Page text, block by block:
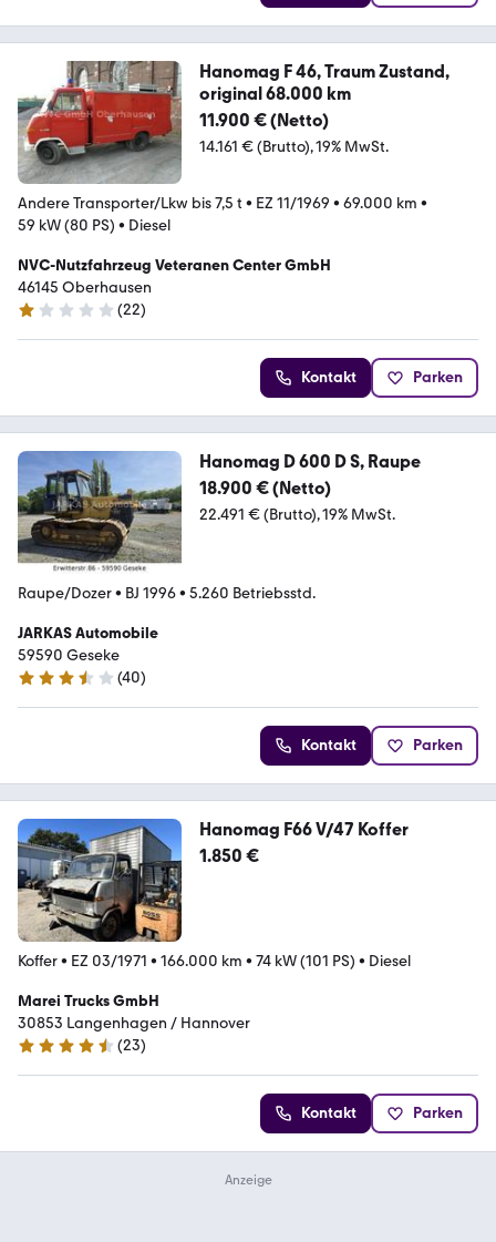
Hanomag F 46, Traum Zustand,
original 68.000 km
11.900 € (Netto)
14.161 € (Brutto) 19% MwSt.
Andere Transporter/Lkw bis 7,5 t • EZ 11/1969 • 69.000 km •
59 kW (80 PS) • Diesel
NVC-Nutzfahrzeug Veteranen Center GmbH
46145 Oberhausen
1 Stern
(22)
Kontakt Parken
Hanomag D 600 D S, Raupe
18.900 € (Netto)
22.491 € (Brutto) 19% MwSt.
Raupe/Dozer• BJ 1996• 5.260 Betriebsstd.
JARKAS Automobile
59590 Geseke
3.7 Sterne
(40)
Kontakt Parken
Hanomag F66 V/47 Koffer
1.850 €
Koffer• EZ 03/1971 • 166.000 km • 74 kW (101 PS) • Diesel
Marei Trucks GmbH
30853 Langenhagen / Hannover
4.7 Sterne
(23)
Kontakt Parken